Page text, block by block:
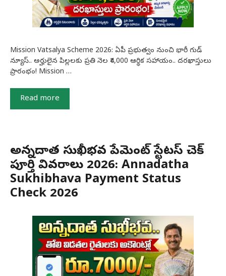
Mission Vatsalya Scheme 2026: ఏపీ ప్రభుత్వం నుంచి భారీ గుడ్
న్యూస్.. అర్హులైన పిల్లలకు ప్రతి నెల ₹4,000 ఆర్థిక సహాయం.. దరఖాస్తులు
ప్రారంభం! Mission …
Read more
అన్నదాత సుఖీభవ పేమెంట్ స్టేటస్ చెక్
పూర్తి వివరాలు 2026: Annadatha
Sukhibhava Payment Status
Check 2026